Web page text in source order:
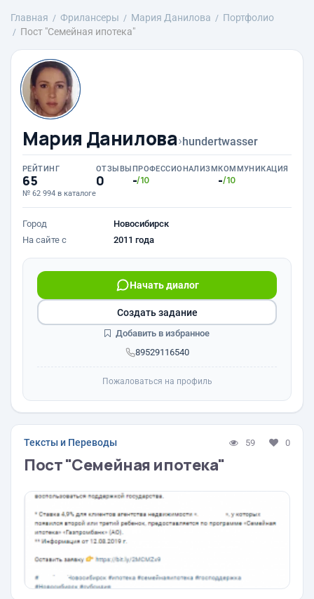
Главная Фрилансеры Мария Данилова
Портфолио
Пост "Семейная ипотека"
Мария Данилова›hundertwasser
РЕЙТИНГ
65
№ 62 994 в каталоге
ОТЗЫВЫ
0
ПРОФЕССИОНАЛИЗМ
-/10
КОММУНИКАЦИЯ
-/10
Город
Новосибирск
На сайте с
2011 года
89529116540
Начать диалог
Создать задание
Добавить в избранное
Пожаловаться на профиль
Тексты и Переводы 59 0
Пост "Семейная ипотека"